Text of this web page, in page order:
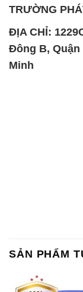
TRƯỜNG
ĐỊA CHỈ:
Đông B, Quận
Minh
SẢN PHẨM